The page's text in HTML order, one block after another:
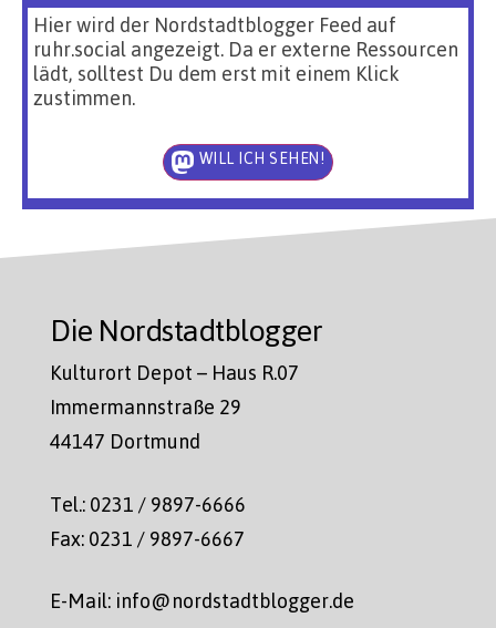
Hier wird der Nordstadtblogger Feed auf
ruhr.social angezeigt. Da er externe Ressourcen
lädt, solltest Du dem erst mit einem Klick
zustimmen.
WILL ICH SEHEN!
Die Nordstadtblogger
Kulturort Depot – Haus R.07
Immermannstraße 29
44147 Dortmund
Tel.: 0231 / 9897-6666
Fax: 0231 / 9897-6667
E-Mail: info@nordstadtblogger.de